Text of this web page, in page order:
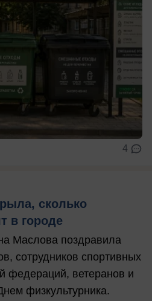
4
сколько
в городе
Маслова поздравила
сотрудников спортивных
федераций, ветеранов и
физкультурника.